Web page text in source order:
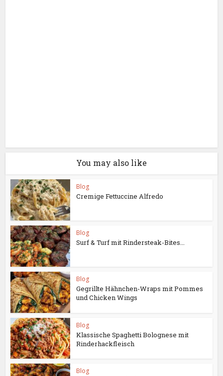
You may also like
Blog
Cremige Fettuccine Alfredo
Blog
Surf & Turf mit Rindersteak-Bites...
Blog
Gegrillte Hähnchen-Wraps mit Pommes
und Chicken Wings
Blog
Klassische Spaghetti Bolognese mit
Rinderhackfleisch
Blog